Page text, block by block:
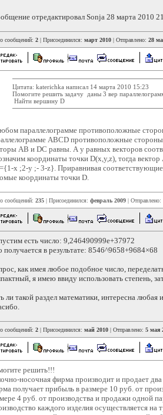
отредактировал Sonja 28 марта 2010
сообщений: 2 | Присоединился: март 2010 | Отправлено: 28
Цитата: katerichka написал 14 марта 2010 15:23
Помогите решить задачу даны 3 вер
Найти вершину D
параллелограмме противоположные
ABCD противоположные
AB и DC равны. А у равных векторов
координаты точки D(x,y,z), тогда
x ;2-y ;- 3-z}. Приравнивая
координаты точки D.
сообщений: 235 | Присоединился: февраль 2009 | Отправлено:
есть число: 9,246490999e+37972
получается в результате: 8546^9658+9684×68
как имея любое подобное число,
я имею ввиду использовать степень,
ли такой раздел математики, интересна
сообщений: 2 | Присоединился: май 2010 | Отправлено: 5 мая
решить!!!
носочная фирма производит и продает
получает прибыль в размере 10 руб. от
4 руб. от производства и продажи одной
каждого изделия осуществляется на